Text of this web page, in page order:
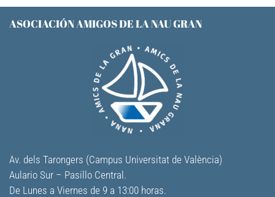
ASOCIACIÓN AMIGOS DE LA NAU GRAN
Av. dels Tarongers (Campus Universitat de València)
Aulario Sur – Pasillo Central.
De Lunes a Viernes de 9 a 13:00 horas.